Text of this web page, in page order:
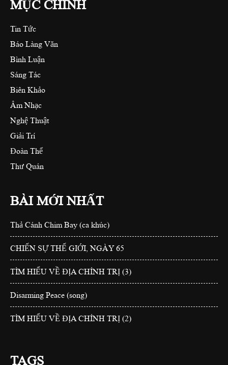
MỤC CHÍNH
Tin Tức
Báo Làng Văn
Bình Luận
Sáng Tác
Biên Khảo
Âm Nhạc
Nghệ Thuật
Giải Trí
Đoàn Thể
Thư Quán
BÀI MỚI NHẤT
Thả Cánh Chim Bay (ca khúc)
CHIẾN SỰ THẾ GIỚI, NGÀY 65
TÌM HIỂU VỀ ĐỊA CHÍNH TRỊ (3)
Disarming Peace (song)
TÌM HIỂU VỀ ĐỊA CHÍNH TRỊ (2)
TAGS